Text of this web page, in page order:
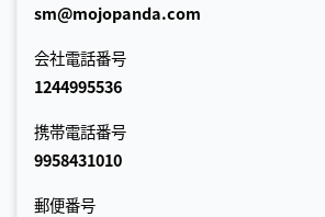
sm@mojopanda.com
会社電話番号
1244995536
携帯電話番号
9958431010
郵便番号